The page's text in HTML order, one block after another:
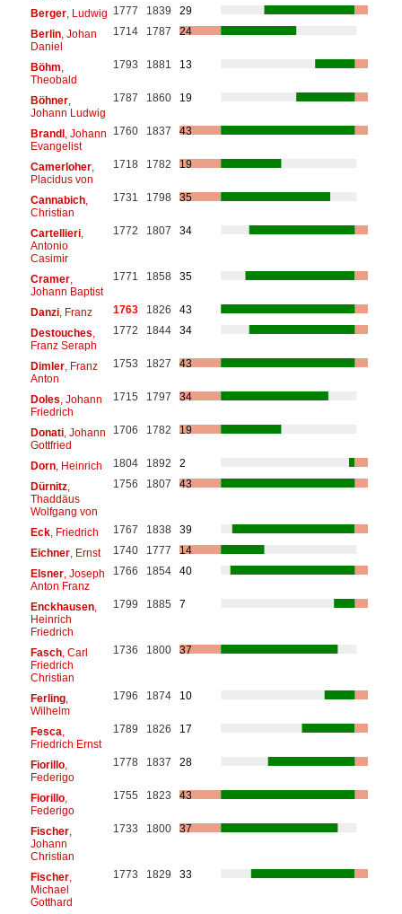
Berger, Ludwig 1777 1839
29
Berlin, Johan
Daniel
1714 1787 24
Böhm
Theobald
1793 1881 13
Böhner,
Johann Ludwig
1787 1860 19
Brandl, Johann
Evangelist
1760 1837 43
Camerloher,
Placidus von
1718 1782 19
Cannabich,
Christian
1731 1798 35
Cartellieri,
Antonio
Casimir
1772 1807 34
Cramer,
Johann Baptist
1771 1858 35
Danzi, Franz 1763 1826
43
Destouches
Franz Seraph
1772 1844 34
Dimler, Franz
Anton
1753 1827 43
Doles , Johann
Friedrich
1715 1797 34
Donati, Johann
Gottfried
1706 1782 19
Dorn, Heinrich 1804 1892
2
Dürnitz,
Thaddäus
Wolfgang von
1756 1807 43
Eck, Friedrich 1767 1838
39
Eichner, Ernst 1740 1777
14
Elsner, Joseph
Anton Franz
1766 1854 40
Enckhausen,
Heinrich
Friedrich
1799 1885 7
Fasch, Carl
Friedrich
Christian
1736 1800 37
Ferling,
Wilhelm
1796 1874 10
Fesca
Friedrich Ernst
1789 1826 17
Fiorillo,
Federigo
1778 1837 28
Fiorillo,
Federigo
1755 1823 43
Fischer,
Johann
Christian
1733 1800 37
Fischer,
Michael
Gotthard
1773 1829 33